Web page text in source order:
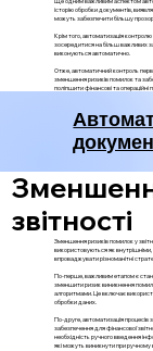
історію обробки документів,
можуть забезпечити більшу
Крім того, автоматизація
зосередитися на більш важливих
виконуються автоматично.
Отже, автоматичний контроль
зменшення ризиків помилок та
поліпшити фінансові та операційні
звітності
Зменшення ризиків помилок у
використовуються як внутрішніми,
впроваджувати різноманітні
По-перше, важливим етапом є
зменшити ризик виникнення
алгоритмами. Це включає
обробки даних.
По-друге, автоматизація процесів
забезпечення для фінансової
необхідність ручного введення
які можуть виникнути при ручному